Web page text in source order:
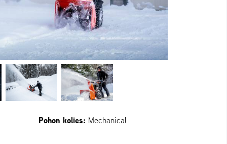
Pohon kolies: Mechanical